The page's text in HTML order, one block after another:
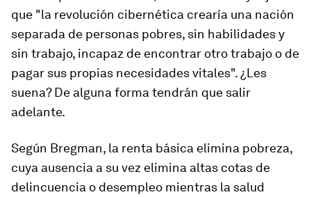
que "la revolución cibernética crearía una nación
separada de personas pobres, sin habilidades y
sin trabajo, incapaz de encontrar otro trabajo o de
pagar sus propias necesidades vitales". ¿Les
suena? De alguna forma tendrán que salir
adelante.
Según Bregman, la renta básica elimina pobreza,
cuya ausencia a su vez elimina altas cotas de
delincuencia o desempleo mientras la salud